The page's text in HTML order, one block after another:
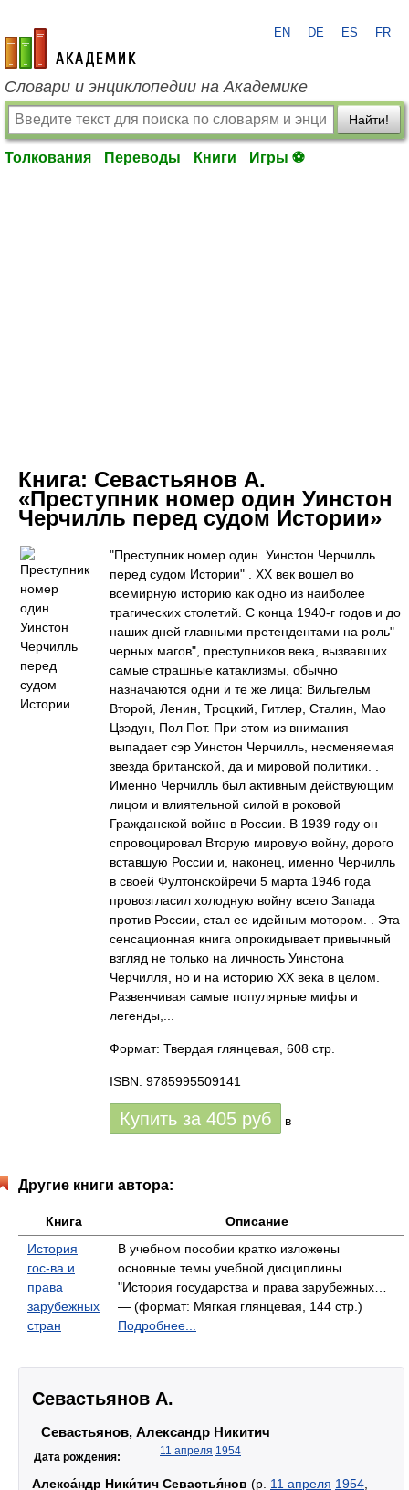
academic.ru
EN DE ES FR
Словари и энциклопедии на Академике
Найти!
Толкования Переводы Книги Игры ⚽
Книга: Севастьянов А.
«Преступник номер один Уинстон
Черчилль перед судом Истории»
"Преступник номер один. Уинстон Черчилль
перед судом Истории" . ХХ век вошел во
всемирную историю как одно из наиболее
трагических столетий. С конца 1940-г годов и до
наших дней главными претендентами на роль"
черных магов", преступников века, вызвавших
самые страшные катаклизмы, обычно
назначаются одни и те же лица: Вильгельм
Второй, Ленин, Троцкий, Гитлер, Сталин, Мао
Цзэдун, Пол Пот. При этом из внимания
выпадает сэр Уинстон Черчилль, несменяемая
звезда британской, да и мировой политики. .
Именно Черчилль был активным действующим
лицом и влиятельной силой в роковой
Гражданской войне в России. В 1939 году он
спровоцировал Вторую мировую войну, дорого
вставшую России и, наконец, именно Черчилль
в своей Фултонскойречи 5 марта 1946 года
провозгласил холодную войну всего Запада
против России, стал ее идейным мотором. . Эта
сенсационная книга опрокидывает привычный
взгляд не только на личность Уинстона
Черчилля, но и на историю ХХ века в целом.
Развенчивая самые популярные мифы и
легенды,...
Формат: Твердая глянцевая, 608 стр.
ISBN: 9785995509141
Купить за 405 руб в
Другие книги автора:
Книга
Описание
История
гос-ва и
права
зарубежных
стран
В учебном пособии кратко изложены
основные темы учебной дисциплины
"История государства и права зарубежных…
— (формат: Мягкая глянцевая, 144 стр.)
Подробнее...
Севастьянов А.
Севастьянов, Александр Никитич
Дата рождения: 11 апреля 1954
Алекса́ндр Ники́тич Севастья́нов (р. 11 апреля 1954